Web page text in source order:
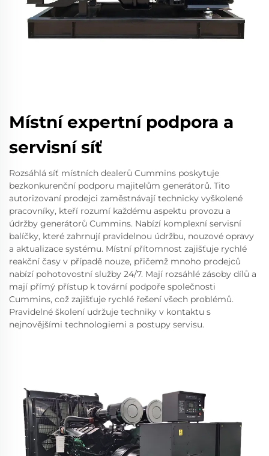
Místní expertní podpora a
servisní síť
Rozsáhlá síť místních dealerů Cummins poskytuje
bezkonkurenční podporu majitelům generátorů. Tito
autorizovaní prodejci zaměstnávají technicky vyškolené
pracovníky, kteří rozumí každému aspektu provozu a
údržby generátorů Cummins. Nabízí komplexní servisní
balíčky, které zahrnují pravidelnou údržbu, nouzové opravy
a aktualizace systému. Místní přítomnost zajišťuje rychlé
reakční časy v případě nouze, přičemž mnoho prodejců
nabízí pohotovostní služby 24/7. Mají rozsáhlé zásoby dílů a
mají přímý přístup k tovární podpoře společnosti
Cummins, což zajišťuje rychlé řešení všech problémů.
Pravidelné školení udržuje techniky v kontaktu s
nejnovějšími technologiemi a postupy servisu.